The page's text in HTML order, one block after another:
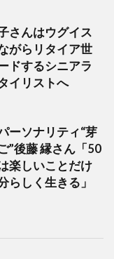
さんはウグイス
がらリタイア世
ドするシニアラ
イリストへ
ーソナリティ“芽
”後藤 縁さん「50
楽しいことだけ
らしく生きる」